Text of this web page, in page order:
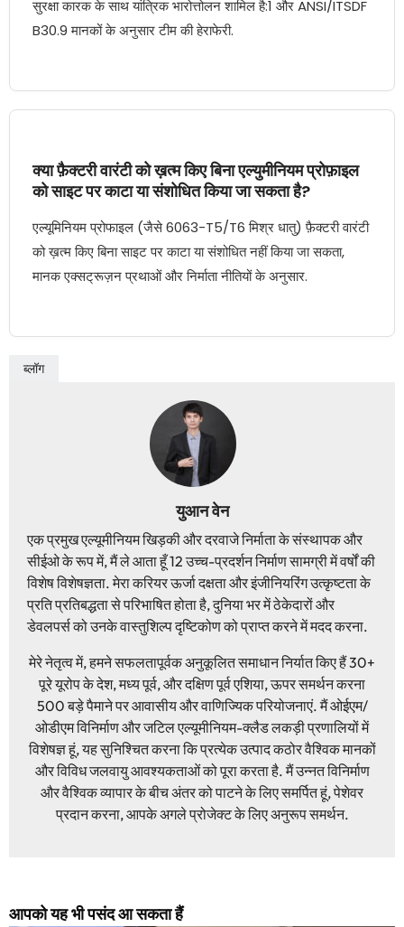
सुरक्षा कारक के साथ यांत्रिक भारोत्तोलन शामिल है:1 और ANSI/ITSDF
B30.9 मानकों के अनुसार टीम की हेराफेरी.
क्या फ़ैक्टरी वारंटी को ख़त्म किए बिना एल्युमीनियम प्रोफ़ाइल
को साइट पर काटा या संशोधित किया जा सकता है?
एल्यूमिनियम प्रोफाइल (जैसे 6063-T5/T6 मिश्र धातु) फ़ैक्टरी वारंटी
को ख़त्म किए बिना साइट पर काटा या संशोधित नहीं किया जा सकता,
मानक एक्सट्रूज़न प्रथाओं और निर्माता नीतियों के अनुसार.
ब्लॉग
युआन वेन
एक प्रमुख एल्यूमीनियम खिड़की और दरवाजे निर्माता के संस्थापक और
सीईओ के रूप में, मैं ले आता हूँ 12 उच्च-प्रदर्शन निर्माण सामग्री में वर्षों की
विशेष विशेषज्ञता. मेरा करियर ऊर्जा दक्षता और इंजीनियरिंग उत्कृष्टता के
प्रति प्रतिबद्धता से परिभाषित होता है, दुनिया भर में ठेकेदारों और
डेवलपर्स को उनके वास्तुशिल्प दृष्टिकोण को प्राप्त करने में मदद करना.
मेरे नेतृत्व में, हमने सफलतापूर्वक अनुकूलित समाधान निर्यात किए हैं 30+
पूरे यूरोप के देश, मध्य पूर्व, और दक्षिण पूर्व एशिया, ऊपर समर्थन करना
500 बड़े पैमाने पर आवासीय और वाणिज्यिक परियोजनाएं. मैं ओईएम/
ओडीएम विनिर्माण और जटिल एल्यूमीनियम-क्लैड लकड़ी प्रणालियों में
विशेषज्ञ हूं, यह सुनिश्चित करना कि प्रत्येक उत्पाद कठोर वैश्विक मानकों
और विविध जलवायु आवश्यकताओं को पूरा करता है. मैं उन्नत विनिर्माण
और वैश्विक व्यापार के बीच अंतर को पाटने के लिए समर्पित हूं, पेशेवर
प्रदान करना, आपके अगले प्रोजेक्ट के लिए अनुरूप समर्थन.
आपको यह भी पसंद आ सकता हैं